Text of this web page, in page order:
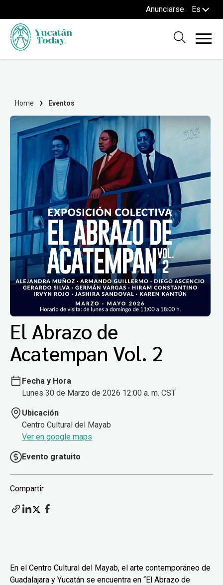
Anunciarse Es
Home Eventos
El Abrazo de
Acatempan Vol. 2
Fecha y Hora
Lunes 30 de Marzo de 2026 12:00 a. m. CST
Ubicación
Centro Cultural del Mayab
Ver en google maps
Evento gratuito
Compartir
En el Centro Cultural del Mayab, el arte contemporáneo de
Guadalajara y Yucatán se encuentra en “El Abrazo de